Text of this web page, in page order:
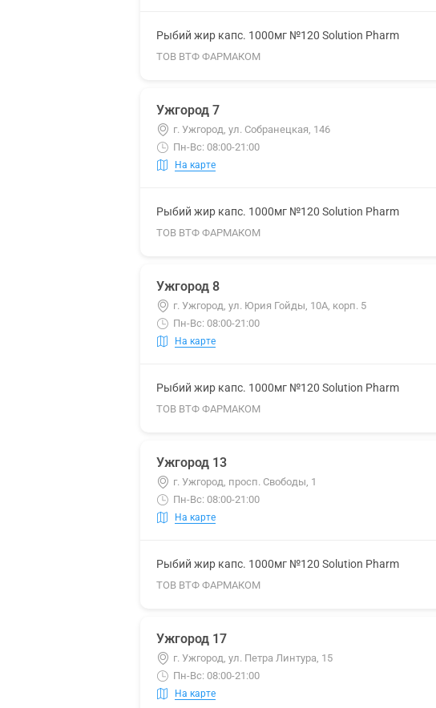
Рыбий жир капс. 1000мг №120 Solution Pharm
ТОВ ВТФ ФАРМАКОМ
Ужгород 7
г. Ужгород, ул. Собранецкая, 146
Пн-Вс: 08:00-21:00
На карте
Рыбий жир капс. 1000мг №120 Solution Pharm
ТОВ ВТФ ФАРМАКОМ
Ужгород 8
г. Ужгород, ул. Юрия Гойды, 10А, корп. 5
Пн-Вс: 08:00-21:00
На карте
Рыбий жир капс. 1000мг №120 Solution Pharm
ТОВ ВТФ ФАРМАКОМ
Ужгород 13
г. Ужгород, просп. Свободы, 1
Пн-Вс: 08:00-21:00
На карте
Рыбий жир капс. 1000мг №120 Solution Pharm
ТОВ ВТФ ФАРМАКОМ
Ужгород 17
г. Ужгород, ул. Петра Линтура, 15
Пн-Вс: 08:00-21:00
На карте